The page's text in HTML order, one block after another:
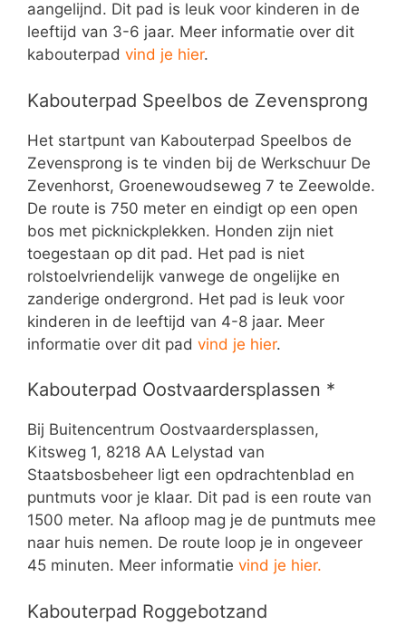
aangelijnd. Dit pad is leuk voor kinderen in de
leeftijd van 3-6 jaar. Meer informatie over dit
kabouterpad vind je hier.
Kabouterpad Speelbos de Zevensprong
Het startpunt van Kabouterpad Speelbos de
Zevensprong is te vinden bij de Werkschuur De
Zevenhorst, Groenewoudseweg 7 te Zeewolde.
De route is 750 meter en eindigt op een open
bos met picknickplekken. Honden zijn niet
toegestaan op dit pad. Het pad is niet
rolstoelvriendelijk vanwege de ongelijke en
zanderige ondergrond. Het pad is leuk voor
kinderen in de leeftijd van 4-8 jaar. Meer
informatie over dit pad vind je hier.
Kabouterpad Oostvaardersplassen *
Bij Buitencentrum Oostvaardersplassen,
Kitsweg 1, 8218 AA Lelystad van
Staatsbosbeheer ligt een opdrachtenblad en
puntmuts voor je klaar. Dit pad is een route van
1500 meter. Na afloop mag je de puntmuts mee
naar huis nemen. De route loop je in ongeveer
45 minuten. Meer informatie vind je hier.
Kabouterpad Roggebotzand